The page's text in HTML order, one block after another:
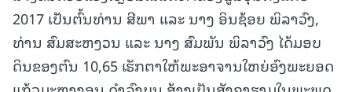
2017 ເປັນຕົ້ນທ່ານ ສີພາ ແລະ ນາງ ອິນຊ້ອຍ ພິລາວົງ,
ທ່ານ ສົມສະຫງວນ ແລະ ນາງ ສົມພັນ ພິລາວົງ ໄດ້ມອບ
ດິນຂອງຕົນ 10,65 ເຮັກຕາໃຫ້ພະອາຈານໃຫຍ່ອົງພະຍອດ